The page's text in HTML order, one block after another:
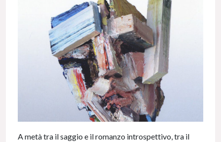
A metà tra il saggio e il romanzo introspettivo, tra il